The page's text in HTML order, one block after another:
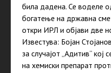
била дадена. Се воделе
богатење на државна
откри ИРЛ и објави две
Известува: Бојан
за случајот „Адитив“ кој
на хемиски препарат